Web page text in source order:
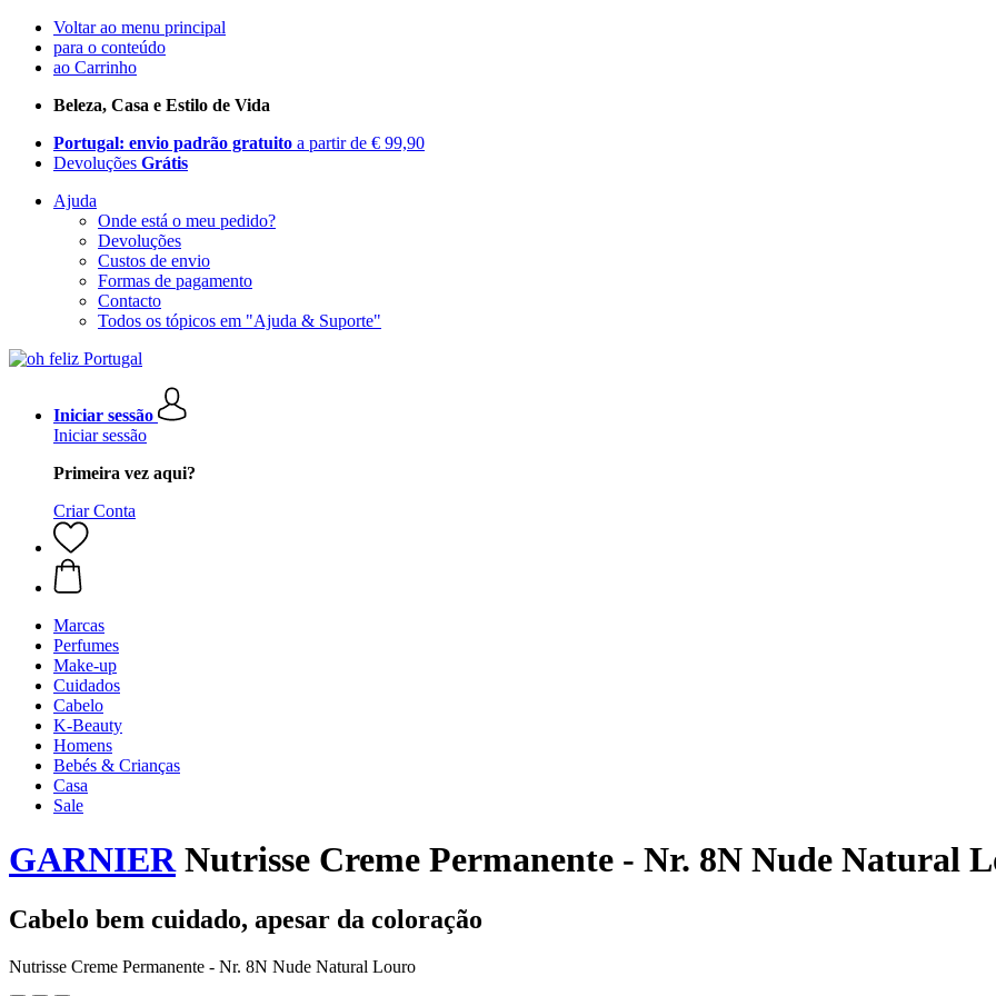
Voltar ao menu principal
para o conteúdo
ao Carrinho
Beleza, Casa e Estilo de Vida
Portugal: envio padrão gratuito a partir de € 99,90
Devoluções Grátis
Ajuda
Onde está o meu pedido?
Devoluções
Custos de envio
Formas de pagamento
Contacto
Todos os tópicos em "Ajuda & Suporte"
Iniciar sessão
Iniciar sessão
Primeira vez aqui?
Criar Conta
Marcas
Perfumes
Make-up
Cuidados
Cabelo
K-Beauty
Homens
Bebés & Crianças
Casa
Sale
GARNIERNutrisse Creme Permanente - Nr. 8N Nude Natural
Cabelo bem cuidado, apesar da coloração
Nutrisse Creme Permanente - Nr. 8N Nude Natural Louro